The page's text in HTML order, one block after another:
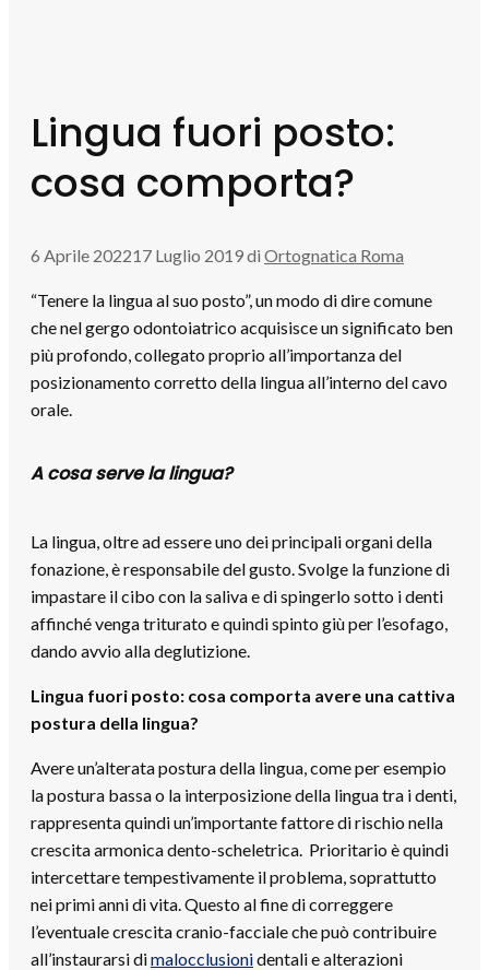
Lingua fuori posto:
cosa comporta?
6 Aprile 202217 Luglio 2019di Ortognatica Roma
“Tenere la lingua al suo posto”, un modo di dire comune
che nel gergo odontoiatrico acquisisce un significato ben
più profondo, collegato proprio all’importanza del
posizionamento corretto della lingua all’interno del cavo
orale.
A cosa serve la lingua?
La lingua, oltre ad essere uno dei principali organi della
fonazione, è responsabile del gusto. Svolge la funzione di
impastare il cibo con la saliva e di spingerlo sotto i denti
affinché venga triturato e quindi spinto giù per l’esofago,
dando avvio alla deglutizione.
Lingua fuori posto: cosa comporta avere una cattiva
postura della lingua?
Avere un’alterata postura della lingua, come per esempio
la postura bassa o la interposizione della lingua tra i denti,
rappresenta quindi un’importante fattore di rischio nella
crescita armonica dento-scheletrica. Prioritario è quindi
intercettare tempestivamente il problema, soprattutto
nei primi anni di vita. Questo al fine di correggere
l’eventuale crescita cranio-facciale che può contribuire
all’instaurarsi dimalocclusionidentali e alterazioni